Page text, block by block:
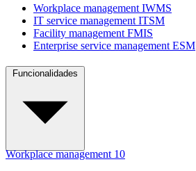
Workplace management IWMS
IT service management ITSM
Facility management FMIS
Enterprise service management ESM
Workplace management 10